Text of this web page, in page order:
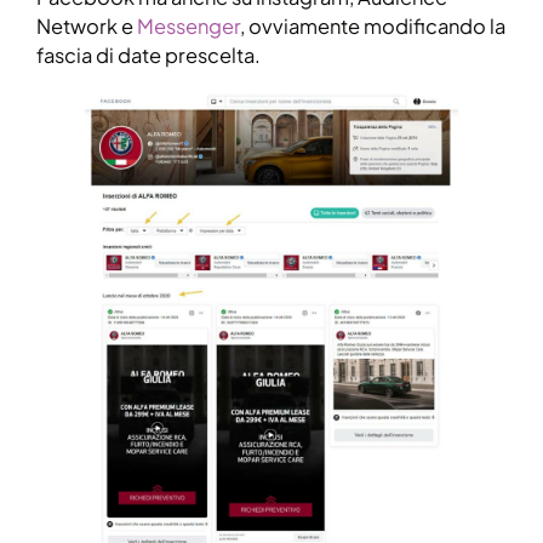
Network eMessenger, ovviamente modificando la
fascia di date prescelta.